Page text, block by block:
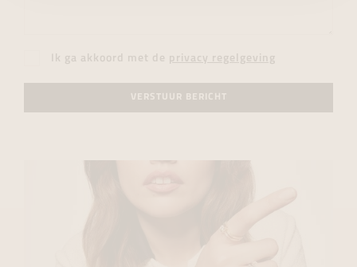
Ik ga akkoord met de privacy regelgeving
VERSTUUR BERICHT